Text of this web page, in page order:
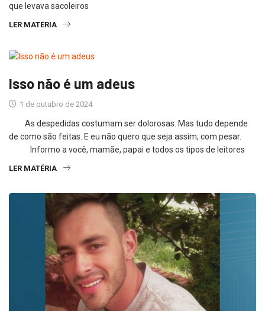
que levava sacoleiros
LER MATÉRIA
Isso não é um adeus
1 de outubro de 2024
As despedidas costumam ser dolorosas. Mas tudo depende
de como são feitas. E eu não quero que seja assim, com pesar.
Informo a você, mamãe, papai e todos os tipos de leitores
LER MATÉRIA